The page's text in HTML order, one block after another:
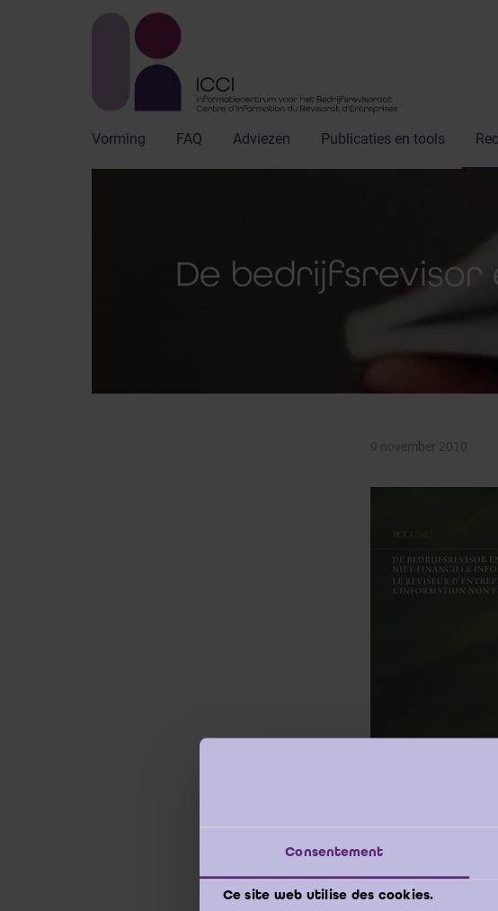
Consentement
Ce site web utilise des cookies.
Vorming FAQ Adviezen Publicaties en tools
De
9 november 2010
deskundige. In dit
en zijn